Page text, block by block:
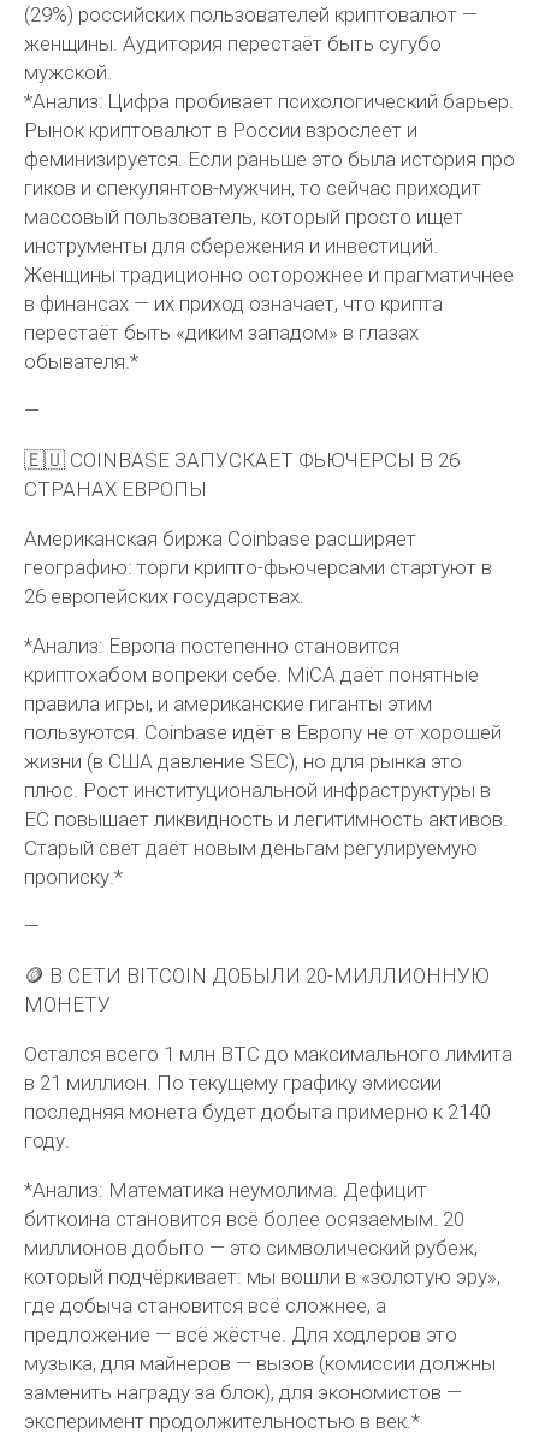
(29%) российских пользователей криптовалют —
женщины. Аудитория перестаёт быть сугубо
мужской.
*Анализ: Цифра пробивает психологический барьер.
Рынок криптовалют в России взрослеет и
феминизируется. Если раньше это была история про
гиков и спекулянтов-мужчин, то сейчас приходит
массовый пользователь, который просто ищет
инструменты для сбережения и инвестиций.
Женщины традиционно осторожнее и прагматичнее
в финансах — их приход означает, что крипта
перестаёт быть «диким западом» в глазах
обывателя.*
—
🇪🇺 COINBASE ЗАПУСКАЕТ ФЬЮЧЕРСЫ В 26
СТРАНАХ ЕВРОПЫ
Американская биржа Coinbase расширяет
географию: торги крипто-фьючерсами стартуют в
26 европейских государствах.
*Анализ: Европа постепенно становится
криптохабом вопреки себе. MiCA даёт понятные
правила игры, и американские гиганты этим
пользуются. Coinbase идёт в Европу не от хорошей
жизни (в США давление SEC), но для рынка это
плюс. Рост институциональной инфраструктуры в
ЕС повышает ликвидность и легитимность активов.
Старый свет даёт новым деньгам регулируемую
прописку.*
—
🪙 В СЕТИ BITCOIN ДОБЫЛИ 20-МИЛЛИОННУЮ
МОНЕТУ
Остался всего 1 млн BTC до максимального лимита
в 21 миллион. По текущему графику эмиссии
последняя монета будет добыта примерно к 2140
году.
*Анализ: Математика неумолима. Дефицит
биткоина становится всё более осязаемым. 20
миллионов добыто — это символический рубеж,
который подчёркивает: мы вошли в «золотую эру»,
где добыча становится всё сложнее, а
предложение — всё жёстче. Для ходлеров это
музыка, для майнеров — вызов (комиссии должны
заменить награду за блок), для экономистов —
эксперимент продолжительностью в век.*